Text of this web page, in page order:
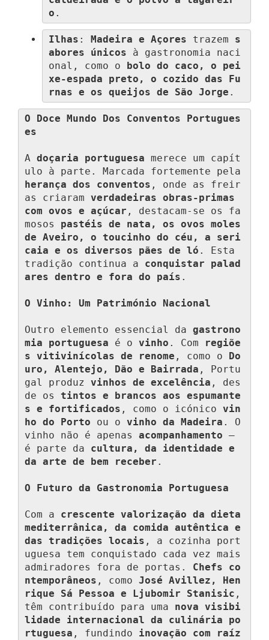
o .
Ilhas : Madeira e Açores trazem s
abores únicos à gastronomia naci
onal, como o
bolo do caco, o pei
xe-espada preto, o cozido das Fu
rnas e os queijos de São Jorge .
O Doce Mundo Dos Conventos Portugues
es
A doçaria portuguesa merece um capít
herança dos conventos , onde as freir
as criaram verdadeiras obras-primas
com ovos e açúcar , destacam-se os fa
mosos pastéis de nata, os ovos moles
de Aveiro, o toucinho do céu, a seri
caia e os diversos pães de ló . Esta
tradição continua a conquistar palad
ares dentro e fora do país .
O Vinho: Um Património Nacional
Outro elemento essencial da gastrono
mia portuguesa é o vinho . Com
regiõe
s vitivinícolas de renome , como o
Do
uro, Alentejo, Dão e Bairrada , Portu
gal produz vinhos de excelência , des
de os tintos e brancos aos espumante
s e fortificados , como o icónico vin
ho do Porto ou o vinho da Madeira . O
vinho não é apenas acompanhamento —
é parte da cultura, da identidade e
da arte de bem receber .
O Futuro da Gastronomia Portuguesa
Com a crescente valorização da dieta
mediterrânica, da comida autêntica e
das tradições locais , a cozinha port
uguesa tem conquistado cada vez mais
admiradores fora de portas. Chefs co
ntemporâneos , como José Avillez, Hen
rique Sá Pessoa e Ljubomir Stanisic ,
têm contribuído para uma nova visibi
lidade internacional da culinária po
rtuguesa , fundindo inovação com raíz